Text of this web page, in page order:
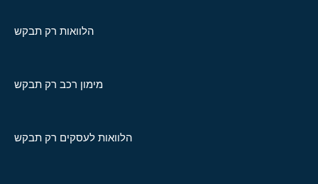
הלוואות רק תבקש
מימון רכב רק תבקש
הלוואות לעסקים רק תבקש